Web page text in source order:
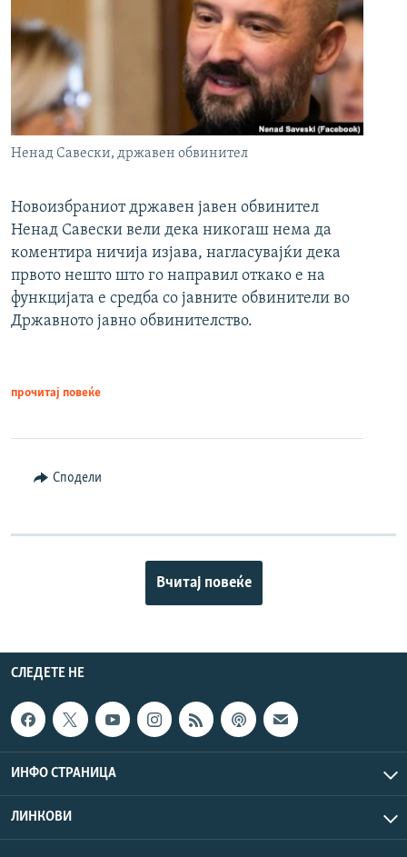
Ненад Савески, државен обвинител
Новоизбраниот државен јавен обвинител
Ненад Савески вели дека никогаш нема да
коментира ничија изјава, нагласувајќи дека
првото нешто што го направил откако е на
функцијата е средба со јавните обвинители во
Државното јавно обвинителство.
прочитај повеќе
Сподели
Вчитај повеќе
СЛЕДЕТЕ НЕ
ИНФО СТРАНИЦА
ЛИНКОВИ